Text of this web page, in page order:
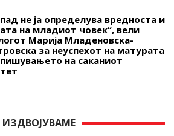
не ја определува вредноста и
на младиот човек“, вели
Марија Младеновска-
за неуспехот на матурата
на саканиот
ИЗДВОЈУВАМЕ